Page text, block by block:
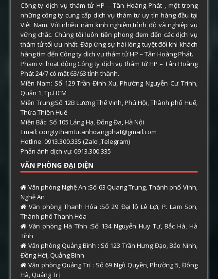
Công ty dịch vụ thám tử HP – Tân Hoàng Phát , một trong
những công ty cung cấp dịch vụ thám tư uy tín hàng đầu tại
Việt Nam. Với nhiều năm kinh nghiệm,trình độ và nghiệp vụ
vững chắc. Chúng tôi luôn tiên phong đem đến các dịch vụ
thám tử tối ưu nhất. Đáp ứng sự hài lòng tuyệt đối khi khách
hàng tìm đến Công ty dịch vụ thám tử HP – Tân Hoàng Phát.
Phạm vi hoạt động Công ty dịch vụ thám tử HP – Tân Hoàng
Phát 24/7 có mặt 63/63 tỉnh thành.
Miền Nam: Số 129 Trần Đình Xu, Phường Nguyễn Cư Trinh,
Quận 1, Tp.HCM
Miền Trung:Số 12B Lương Thế Vinh, Phú Hội, Thành phố Huế,
Thừa Thiên Huế
Miền Bắc: Số 105 Láng Hạ, Đống Đa, Hà Nội
Email: congtythamtutanhoangphat@gmail.com
Hotline: 0913.300.335 (Zalo ,Telegram)
Phản ánh dịch vụ: 0913.300.335
VĂN PHÒNG ĐẠI DIỆN
Văn phòng Nghệ An :Số 63 Quang Trung, Thành phố Vinh,
Nghệ An
Văn phòng Thanh Hóa :Số 29 Đại lộ Lê Lợi, P. Lam Sơn,
Thành phố Thanh Hóa
Văn phòng Hà Tĩnh :Số 134 Nguyễn Huy Tự, Bắc Hà, Hà
Tĩnh
Văn phòng Quảng Bình : Số 123 Trần Hưng Đạo, Bảo Ninh,
Đồng Hới, Quảng Bình
Văn phòng Quảng Trị : Số 69 Ngô Quyền, Phường 5, Đông
Hà, Quảng Trị